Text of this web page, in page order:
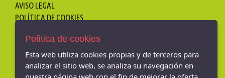
AVISO LEGAL
POLÍTICA DE COOKIES
PAGO SEGURO
POLÍTICA DE PRIVACIDAD
Política de cookies
Esta web utiliza cookies propias y de terceros para
analizar el sitio web, se analiza su navegación en